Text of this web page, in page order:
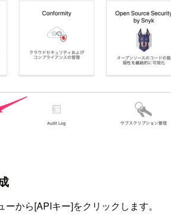
から[APIキー]をクリックします。